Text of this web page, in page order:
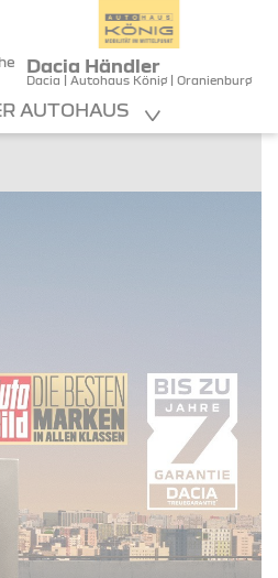
Dacia Händler
Dacia | Autohaus König | Oranienburg
AUTOHAUS